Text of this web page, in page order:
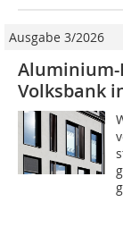
Ausgabe 3/2026
Volksbank